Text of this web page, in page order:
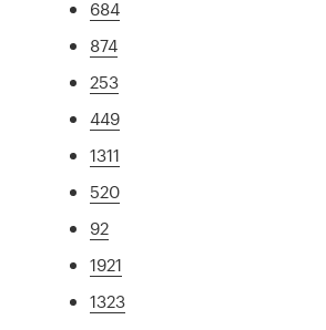
684
874
253
449
1311
520
92
1921
1323